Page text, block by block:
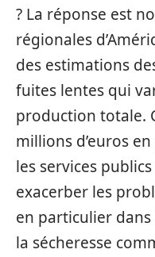
? La réponse est
régionales
des estimations
fuites lentes qui
production totale.
millions d’euros
les services
exacerber les
en particulier
la sécheresse